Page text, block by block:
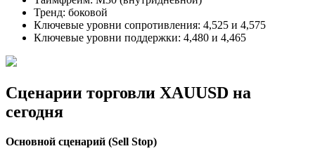
Тренд: боковой
Ключевые уровни сопротивления: 4,525 и 4,575
Ключевые уровни поддержки: 4,480 и 4,465
Сценарии торговли XAUUSD на
сегодня
Основной сценарий (Sell Stop)